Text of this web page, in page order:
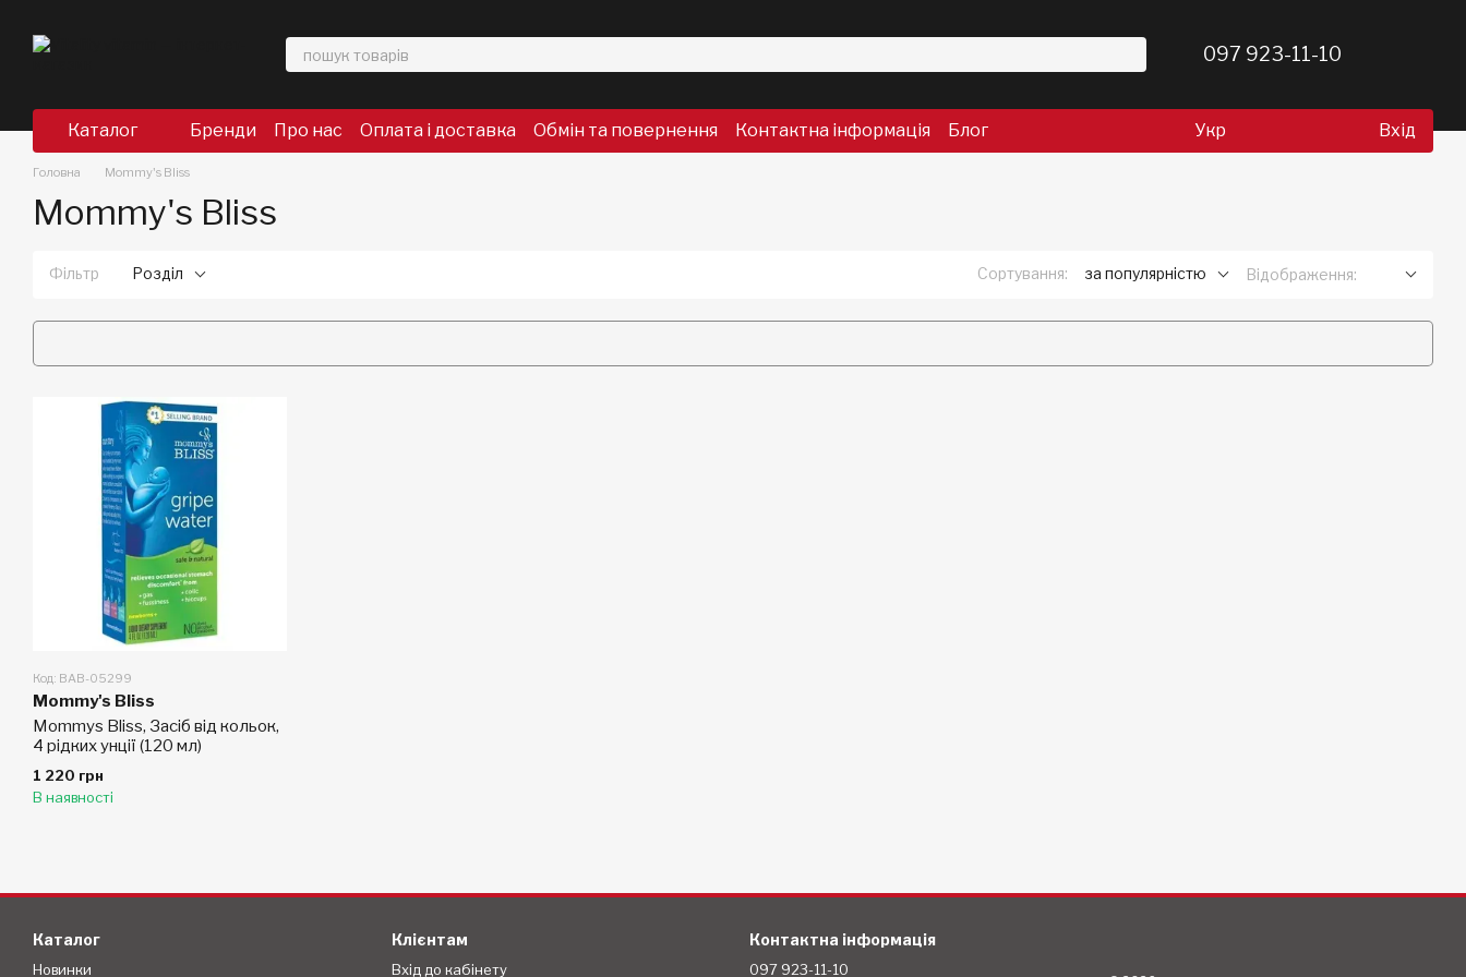
097 923-11-10
Каталог Бренди Про нас Оплата і доставка Обмін та повернення Контактна інформація Блог Укр Вхід
Головна Mommy's Bliss
Mommy's Bliss
Фільтр Розділ Сортування: за популярністю Відображення:
Код: BAB-05299
Mommy's Bliss
Mommys Bliss, Засіб від кольок,
4 рідких унції (120 мл)
1 220 грн
В наявності
Каталог
Новинки
Клієнтам
Вхід до кабінету
Контактна інформація
097 923-11-10